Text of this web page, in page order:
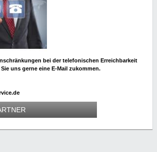
bei der telefonischen Erreichbarkeit
uns gerne eine E-Mail zukommen.